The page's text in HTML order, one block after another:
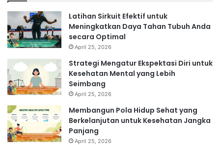
Latihan Sirkuit Efektif untuk
Meningkatkan Daya Tahan Tubuh Anda
secara Optimal
April 25, 2026
Strategi Mengatur Ekspektasi Diri untuk
Kesehatan Mental yang Lebih
Seimbang
April 25, 2026
Membangun Pola Hidup Sehat yang
Berkelanjutan untuk Kesehatan Jangka
Panjang
April 25, 2026